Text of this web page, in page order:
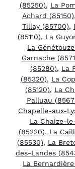
(85250), La
Achard (85150),
Tillay (85700),
(85110), La
La
Garnache
(85280), La
(85320), La
(85120), La
Palluau
Chapelle-aux-
La Chaize-
(85220), La
(85530), La
des-Landes
La Bernardière